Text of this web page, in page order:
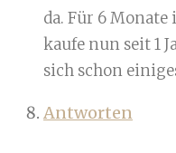
da. Für 6 Monate
kaufe nun seit 1
sich schon
Antworten